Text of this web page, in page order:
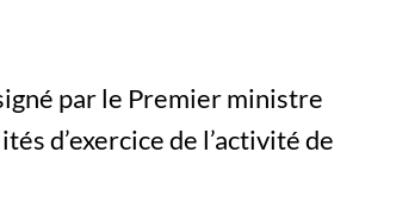
par le Premier ministre
d’exercice de l’activité de